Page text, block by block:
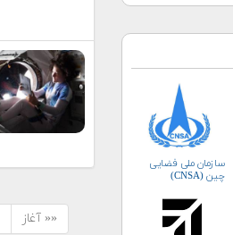
سازمان ملی فضایی
چین (CNSA)
«« آغاز